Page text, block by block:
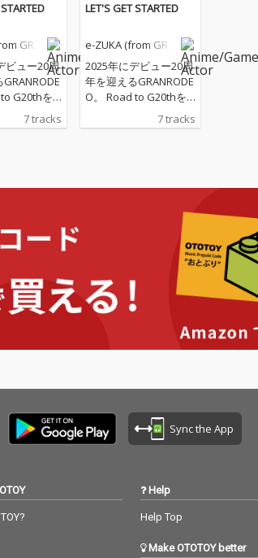
GRA
ビュー20周
G20thを
年まで怒涛
目を離す
）
アニソン
界、ヘビー
ZUKAの待望
バムがリリ
ラーを唸ら
7 tracks
LET'S GET STARTED
e-ZUKA (from GRA
2025年にデビュー20周
年を迎えるGRANRODE
O。 Road to G20thを
掲げ、20周年まで怒涛
の展開から目を離す
(from GRANRODEO）
ム！ メロディーメーカ
界、ロック界、ヘビー
メタル界でも孤高の存
在であるe-ZUKAの待望
のソロアルバムがリリ
ース！ メタラーを唸ら
せる超絶ギターを余す
7 tracks
Sync the App
Help
Help Top
Make OTOTOY better